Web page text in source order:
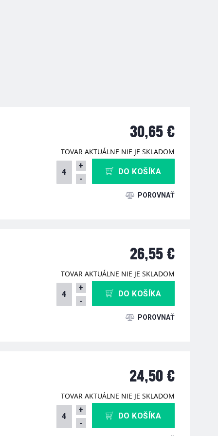
30,65 €
TOVAR AKTUÁLNE NIE JE SKLADOM
+
-
DO KOŠÍKA
26,55 €
TOVAR AKTUÁLNE NIE JE SKLADOM
+
-
DO KOŠÍKA
24,50 €
TOVAR AKTUÁLNE NIE JE SKLADOM
+
-
DO KOŠÍKA